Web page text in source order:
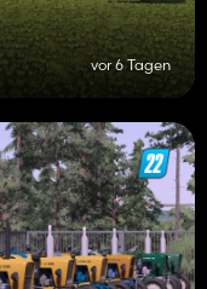
vor 6 Tagen